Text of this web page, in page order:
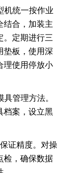
统一按作业
结合，加装主
。定期进行三
垫板，使用深
理使用停放小
管理方法。
档案，设立黑
证精度。对操
检，确保数据